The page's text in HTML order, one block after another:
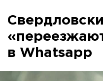
в Whatsapp